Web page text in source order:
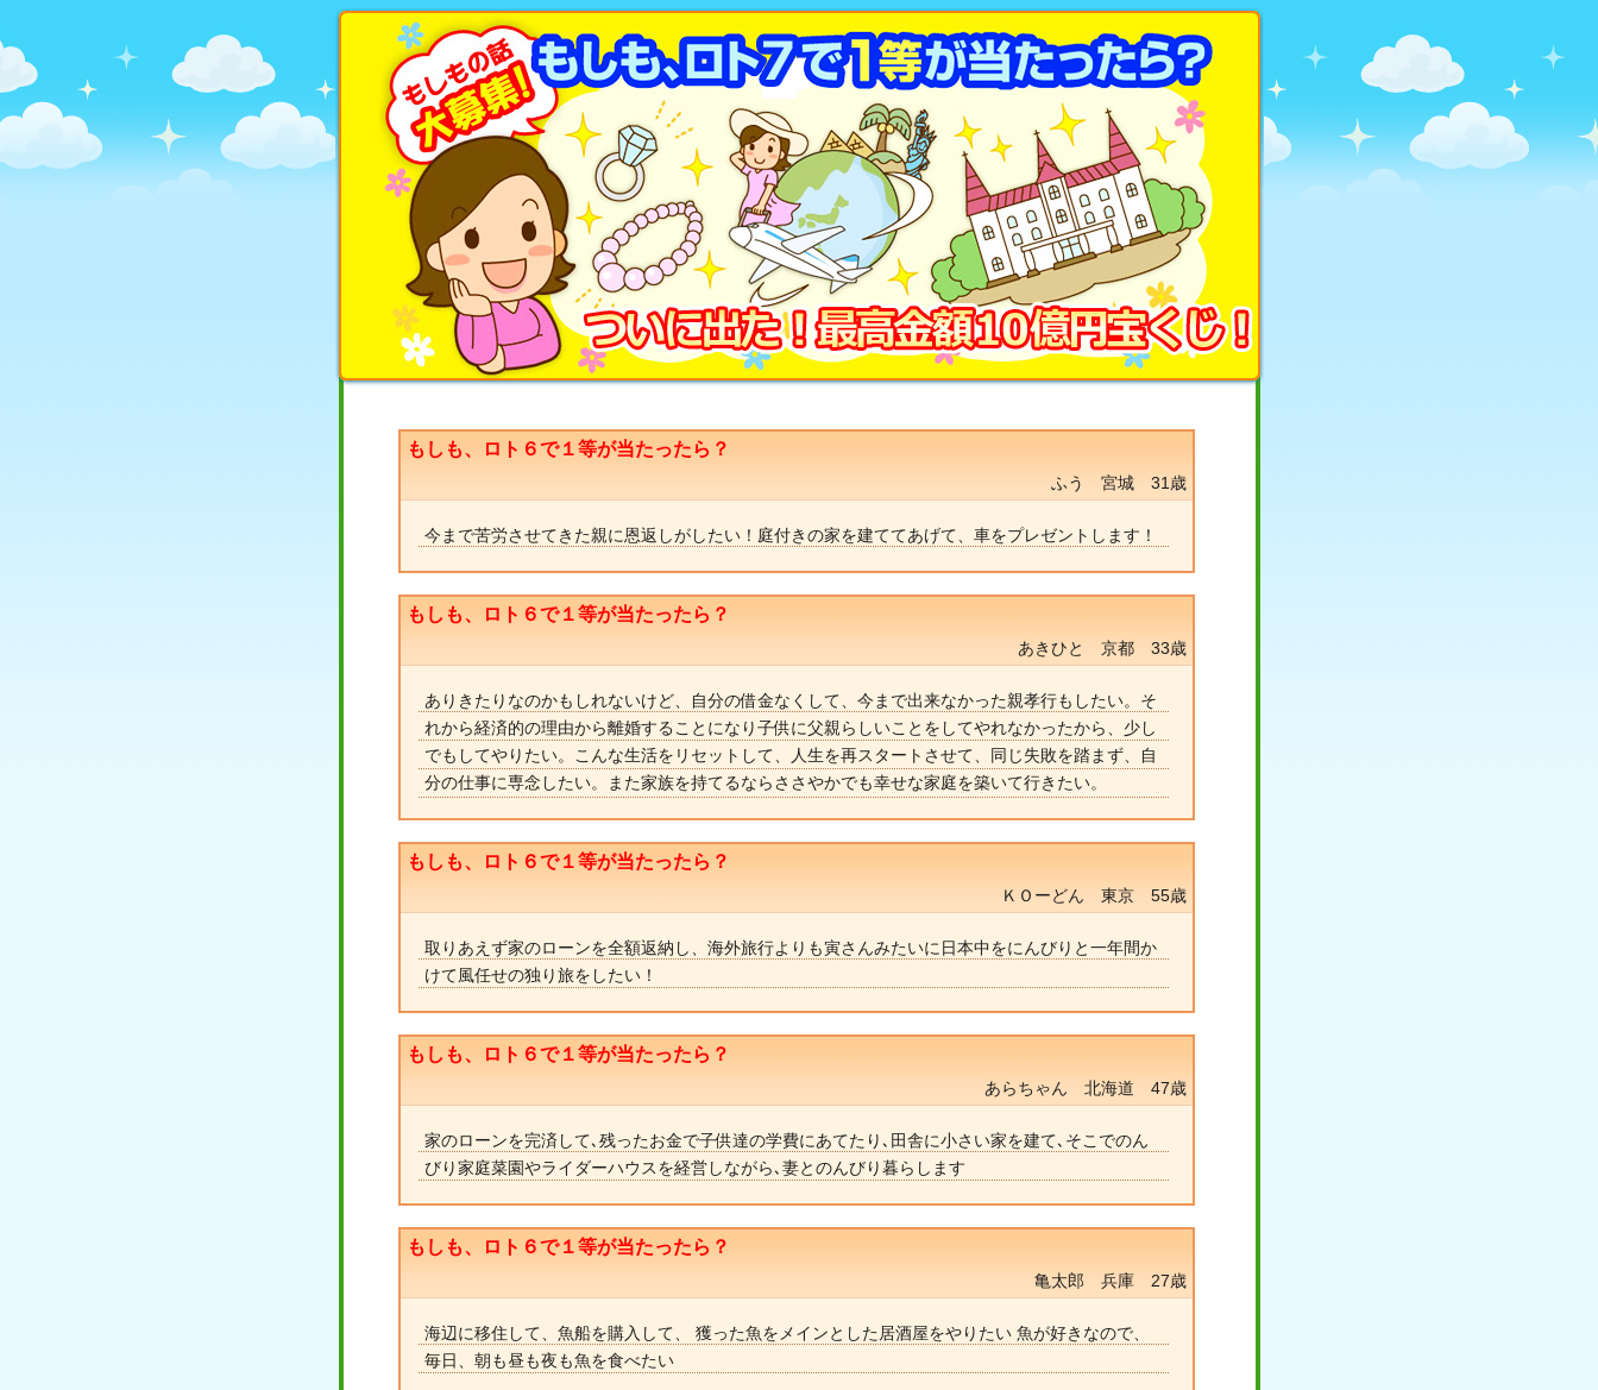
もしも、ロト６で１等が当たったら？
ふう 宮城 31歳
今まで苦労させてきた親に恩返しがしたい！庭付きの家を建ててあげて、車をプレゼントします！
もしも、ロト６で１等が当たったら？
あきひと 京都 33歳
ありきたりなのかもしれないけど、自分の借金なくして、今まで出来なかった親孝行もしたい。そ
れから経済的の理由から離婚することになり子供に父親らしいことをしてやれなかったから、少し
でもしてやりたい。こんな生活をリセットして、人生を再スタートさせて、同じ失敗を踏まず、自
分の仕事に専念したい。また家族を持てるならささやかでも幸せな家庭を築いて行きたい。
もしも、ロト６で１等が当たったら？
ＫＯーどん 東京 55歳
取りあえず家のローンを全額返納し、海外旅行よりも寅さんみたいに日本中をにんびりと一年間か
けて風任せの独り旅をしたい！
もしも、ロト６で１等が当たったら？
あらちゃん 北海道 47歳
家のローンを完済して､残ったお金で子供達の学費にあてたり､田舎に小さい家を建て､そこでのん
びり家庭菜園やライダーハウスを経営しながら､妻とのんびり暮らします
もしも、ロト６で１等が当たったら？
亀太郎 兵庫 27歳
海辺に移住して、魚船を購入して、 獲った魚をメインとした居酒屋をやりたい 魚が好きなので、
毎日、朝も昼も夜も魚を食べたい